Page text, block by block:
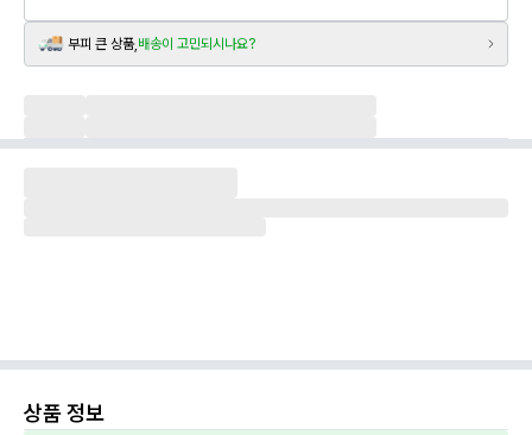
부피 큰 상품, 배송이 고민되시나요?
상품 정보